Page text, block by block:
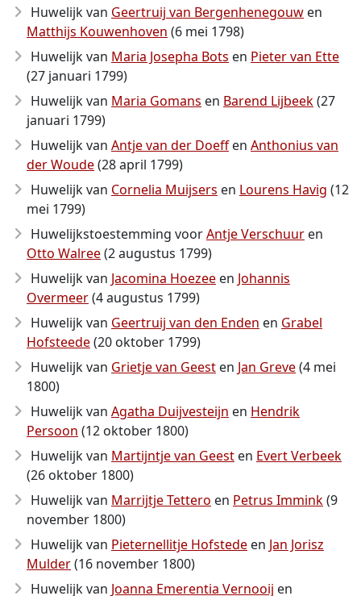
Huwelijk van Geertruij van Bergenhenegouw en
Matthijs Kouwenhoven (6 mei 1798)
Huwelijk van Maria Josepha Bots en Pieter van Ette
(27 januari 1799)
Huwelijk van Maria Gomans en Barend Lijbeek(27
januari 1799)
Huwelijk van Antje van der Doeffen Anthonius van
der Woude(28 april 1799)
Huwelijk van Cornelia Muijsers en Lourens Havig (12
mei 1799)
Huwelijkstoestemming voorAntje Verschuur en
Otto Walree(2 augustus 1799)
Huwelijk van Jacomina Hoezee en Johannis
Overmeer(4 augustus 1799)
Huwelijk van Geertruij van den Enden en Grabel
Hofsteede(20 oktober 1799)
Huwelijk van Grietje van Geest en Jan Greve(4 mei
1800)
Huwelijk van Agatha Duijvesteijn en Hendrik
Persoon (12 oktober 1800)
Huwelijk van Martijntje van Geest en Evert Verbeek
(26 oktober 1800)
Huwelijk van Marrijtje Tettero en Petrus Immink(9
november 1800)
Huwelijk van Pieternellitje Hofstede en Jan Jorisz
Mulder(16 november 1800)
Huwelijk van Joanna Emerentia Vernooij en